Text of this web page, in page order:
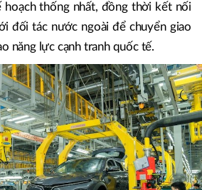
hoạch thống nhất, đồng thời kết nối
đối tác nước ngoài để chuyển giao
năng lực cạnh tranh quốc tế.